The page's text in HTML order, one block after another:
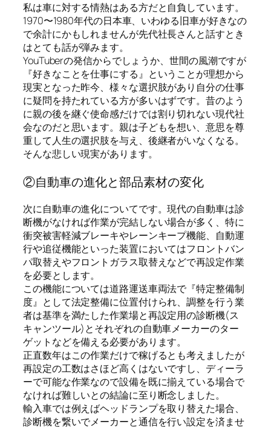
私は車に対する情熱はある方だと自負しています。
1970〜1980年代の日本車、いわゆる旧車が好きなの
で余計にかもしれませんが先代社長さんと話すとき
はとても話が弾みます。
YouTuberの発信からでしょうか、世間の風潮ですが
『好きなことを仕事にする』ということが理想から
現実となった昨今、様々な選択肢があり自分の仕事
に疑問を持たれている方が多いはずです。昔のよう
に親の後を継ぐ使命感だけでは割り切れない現代社
会なのだと思います。親は子どもを想い、意思を尊
重して人生の選択肢を与え、後継者がいなくなる。
そんな悲しい現実があります。
②自動車の進化と部品素材の変化
次に自動車の進化についてです。現代の自動車は診
断機がなければ作業が完結しない場合が多く、特に
衝突被害軽減ブレーキやレーンキープ機能、自動運
行や追従機能といった装置においてはフロントバン
パ取替えやフロントガラス取替えなどで再設定作業
を必要とします。
この機能については道路運送車両法で『特定整備制
度』として法定整備に位置付けられ、調整を行う業
者は基準を満たした作業場と再設定用の診断機(ス
キャンツール)とそれぞれの自動車メーカーのター
ゲットなどを備える必要があります。
正直数年はこの作業だけで稼げるとも考えましたが
再設定の工数はさほど高くはないですし、ディーラ
ーで可能な作業なので設備を既に揃えている場合で
なければ難しいとの結論に至り断念しました。
輸入車では例えばヘッドランプを取り替えた場合、
診断機を繋いでメーカーと通信を行い設定を済ませ